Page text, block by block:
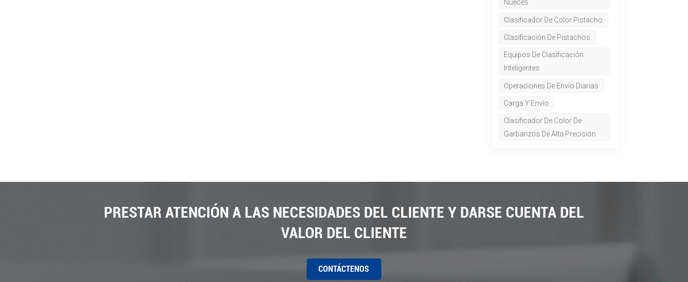
Nueces
Clasificador De Color Pistacho
Clasificación De Pistachos
Equipos De Clasificación
Inteligentes
Operaciones De Envío Diarias
Carga Y Envío
Clasificador De Color De
Garbanzos De Alta Precisión
PRESTAR ATENCIÓN A LAS NECESIDADES DEL CLIENTE Y DARSE CUENTA DEL
VALOR DEL CLIENTE
CONTÁCTENOS